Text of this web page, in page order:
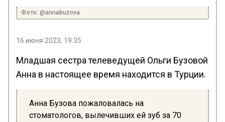
Фото: @annabuzova
16 июня 2023, 19:35
Младшая сестра телеведущей Ольги Бузовой
Анна в настоящее время находится в Турции.
Анна Бузова пожаловалась на
стоматологов, вылечивших ей зуб за 70